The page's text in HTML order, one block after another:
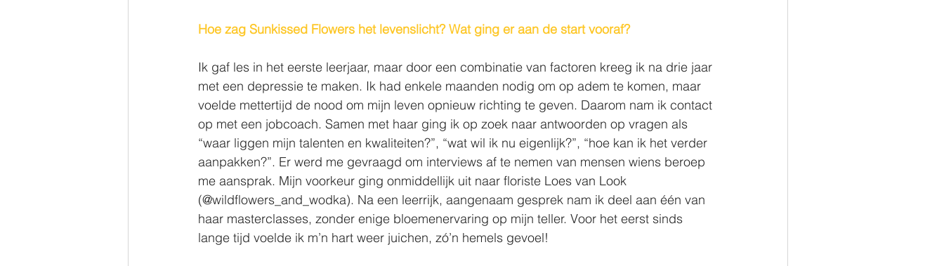
Hoe zag Sunkissed Flowers het levenslicht? Wat ging er aan de start vooraf?
Ik gaf les in het eerste leerjaar, maar door een combinatie van factoren kreeg ik na drie jaar
met een depressie te maken. Ik had enkele maanden nodig om op adem te komen, maar
voelde mettertijd de nood om mijn leven opnieuw richting te geven. Daarom nam ik contact
op met een jobcoach. Samen met haar ging ik op zoek naar antwoorden op vragen als
“waar liggen mijn talenten en kwaliteiten?”, “wat wil ik nu eigenlijk?”, “hoe kan ik het verder
aanpakken?”. Er werd me gevraagd om interviews af te nemen van mensen wiens beroep
me aansprak. Mijn voorkeur ging onmiddellijk uit naar floriste Loes van Look
(@wildflowers_and_wodka). Na een leerrijk, aangenaam gesprek nam ik deel aan één van
haar masterclasses, zonder enige bloemenervaring op mijn teller. Voor het eerst sinds
lange tijd voelde ik m’n hart weer juichen, zó’n hemels gevoel!